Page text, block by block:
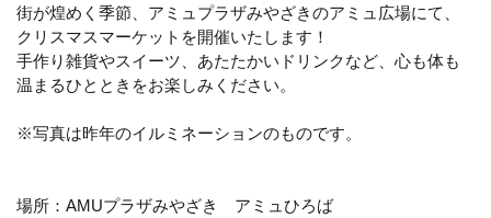
街が煌めく季節、アミュプラザみやざきのアミュ広場にて、
クリスマスマーケットを開催いたします！
手作り雑貨やスイーツ、あたたかいドリンクなど、心も体も
温まるひとときをお楽しみください。
※写真は昨年のイルミネーションのものです。
場所：AMUプラザみやざき アミュひろば